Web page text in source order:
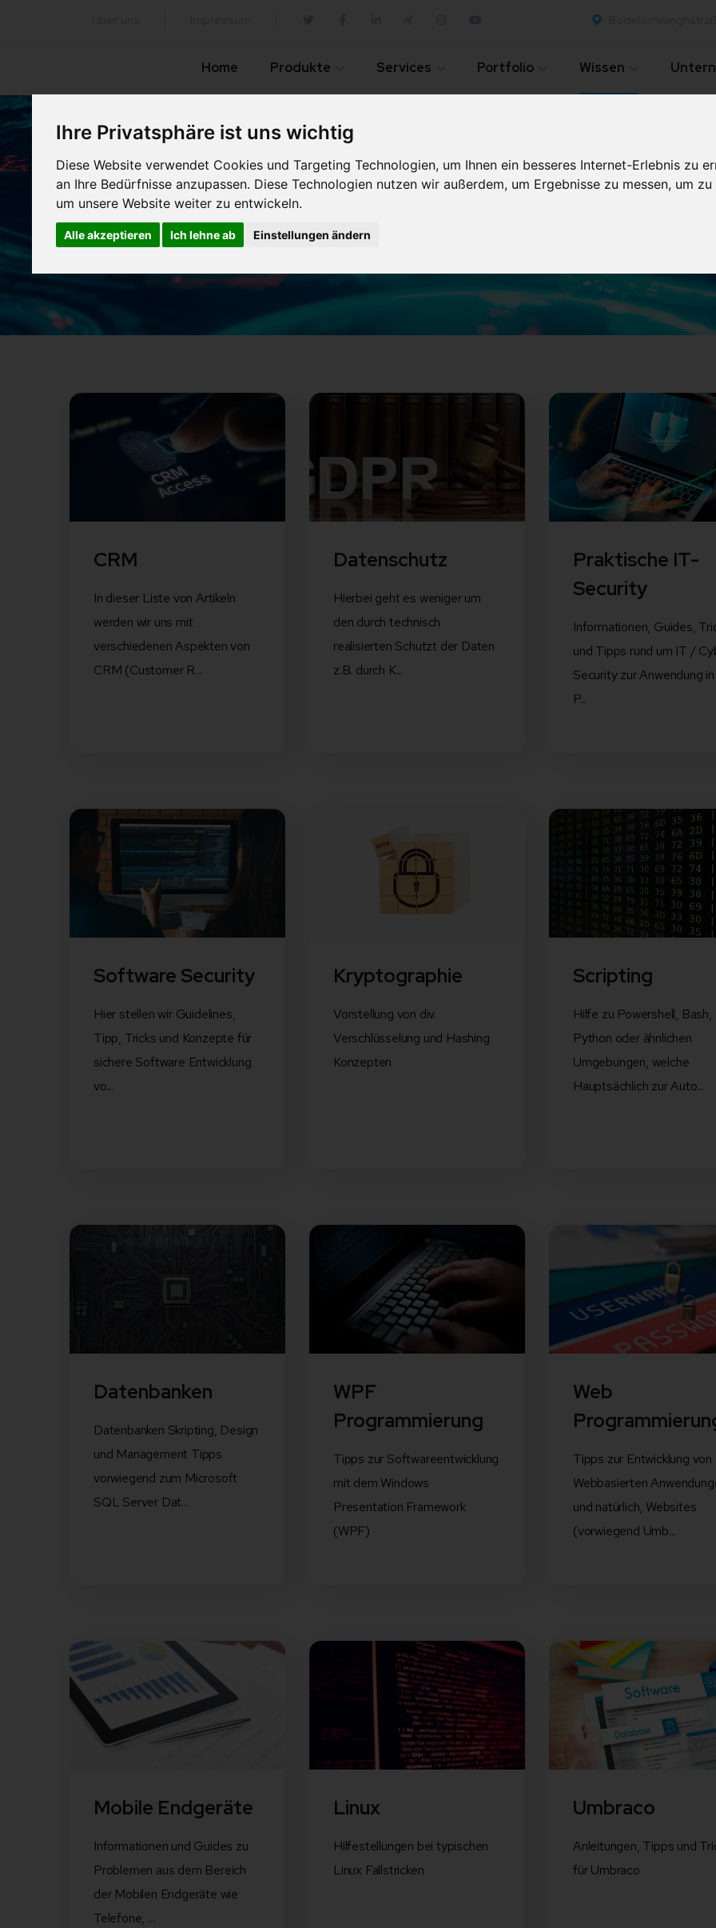
Ihre Privatsphäre ist uns wichtig
Diese Website verwendet Cookies und Targeting Technologien, um Ihnen ein besseres Internet-Erlebnis zu
an Ihre Bedürfnisse anzupassen. Diese Technologien nutzen wir außerdem, um Ergebnisse zu messen, um
um unsere Website weiter zu entwickeln.
Alle akzeptieren Ich lehne ab Einstellungen ändern
Home Produkte Services Portfolio Wissen
Wissen
CRM
In dieser Liste von Artikeln
werden wir uns mit
verschiedenen Aspekten von
CRM (Customer R...
Datenschutz
Hierbei geht es weniger um
den durch technisch
realisierten Schutzt der Daten
z.B. durch K...
Praktische IT-
Security
Informationen, Guides,
und Tipps rund um IT /
Security zur Anwendung
P...
Software Security
Hier stellen wir Guidelines,
Tipp, Tricks und Konzepte für
sichere Software Entwicklung
vo...
Kryptographie
Vorstellung von div.
Verschlüsselung und Hashing
Konzepten
Scripting
Hilfe zu Powershell, Bash,
Python oder ähnlichen
Umgebungen, welche
Hauptsächlich zur Auto...
Datenbanken
Datenbanken Skripting, Design
und Management Tipps
vorwiegend zum Microsoft
SQL Server Dat...
WPF
Programmierung
Tipps zur Softwareentwicklung
mit dem Windows
Presentation Framework
(WPF)
Web
Tipps zur Entwicklung von
Webbasierten
und natürlich, Websites
(vorwiegend Umb...
Mobile Endgeräte
Informationen und Guides zu
Problemen aus dem Bereich
der Mobilen Endgeräte wie
Telefone, ...
Linux
Hilfestellungen bei typischen
Linux Fallstricken
Umbraco
Anleitungen, Tipps und
für Umbraco